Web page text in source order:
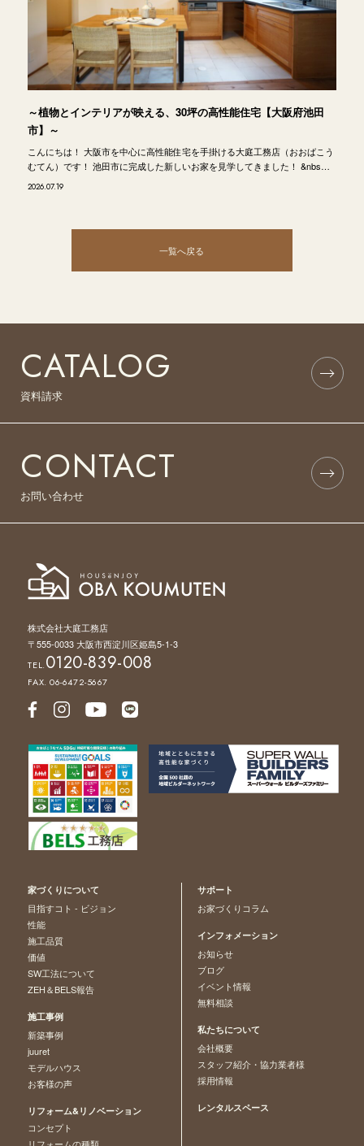
～植物とインテリアが映える、30坪の高性能住宅【大阪府池田
市】～
こんにちは！ 大阪市を中心に高性能住宅を手掛ける大庭工務店（おおばこう
むてん）です！ 池田市に完成した新しいお家を見学してきました！ &nbs…
2026.07.19
一覧へ戻る
CATALOG
資料請求
CONTACT
お問い合わせ
株式会社大庭工務店
〒555-0033 大阪市西淀川区姫島5-1-3
TEL.0120-839-008
FAX. 06-6472-5667
家づくりについて
目指すコト - ビジョン
性能
施工品質
価値
SW工法について
ZEH＆BELS報告
施工事例
新築事例
juuret
モデルハウス
お客様の声
リフォーム&リノベーション
コンセプト
サポート
お家づくりコラム
インフォメーション
お知らせ
ブログ
イベント情報
無料相談
私たちについて
会社概要
スタッフ紹介・協力業者様
採用情報
レンタルスペース